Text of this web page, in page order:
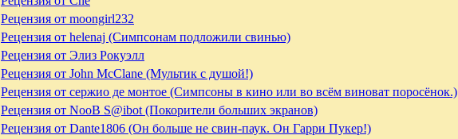
Рецензия от moongirl232
Рецензия от helenaj (Симпсонам подложили свинью)
Рецензия от Элиз Рокуэлл
Рецензия от John McClane (Мультик с душой!)
Рецензия от сержио де монтое (Симпсоны в кино или во всём виноват поросёнок.)
Рецензия от NooB S@ibot (Покорители больших экранов)
Рецензия от Dante1806 (Он больше не свин-паук. Он Гарри Пукер!)